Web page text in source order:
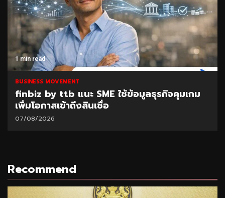
1 min read
BUSINESS MOVEMENT
finbiz by ttb แนะ SME ใช้ข้อมูลธุรกิจคุมเกม
เพิ่มโอกาสเข้าถึงสินเชื่อ
07/08/2026
Recommend